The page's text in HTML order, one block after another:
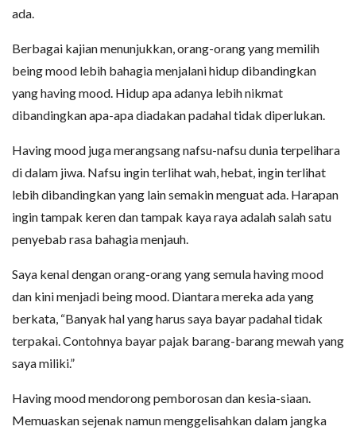
ada.
Berbagai kajian menunjukkan, orang-orang yang memilih
being mood lebih bahagia menjalani hidup dibandingkan
yang having mood. Hidup apa adanya lebih nikmat
dibandingkan apa-apa diadakan padahal tidak diperlukan.
Having mood juga merangsang nafsu-nafsu dunia terpelihara
di dalam jiwa. Nafsu ingin terlihat wah, hebat, ingin terlihat
lebih dibandingkan yang lain semakin menguat ada. Harapan
ingin tampak keren dan tampak kaya raya adalah salah satu
penyebab rasa bahagia menjauh.
Saya kenal dengan orang-orang yang semula having mood
dan kini menjadi being mood. Diantara mereka ada yang
berkata, “Banyak hal yang harus saya bayar padahal tidak
terpakai. Contohnya bayar pajak barang-barang mewah yang
saya miliki.”
Having mood mendorong pemborosan dan kesia-siaan.
Memuaskan sejenak namun menggelisahkan dalam jangka